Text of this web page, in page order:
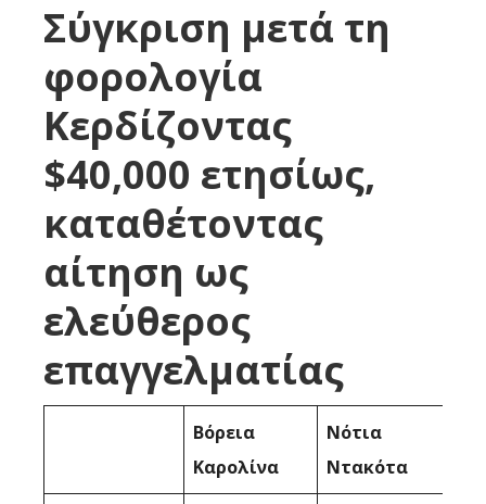
Σύγκριση μετά τη
φορολογία
Κερδίζοντας
$40,000 ετησίως,
καταθέτοντας
αίτηση ως
ελεύθερος
επαγγελματίας
Βόρεια
Καρολίνα
Νότια
Ντακότα